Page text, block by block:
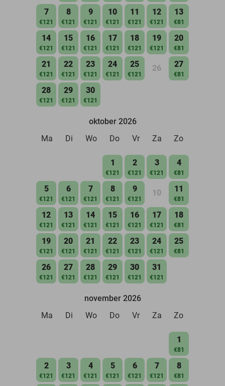
7
€121
8
€121
9
€121
10
€121
11
€121
12
€121
13
€81
14
€121
15
€121
16
€121
17
€121
18
€121
19
€121
20
€81
21
€121
22
€121
23
€121
24
€121
25
€121
26 27
€81
28
€121
29
€121
30
€121
oktober 2026
Ma
Di Wo Do Vr Za Zo
1
€121
2
€121
3
€121
4
€81
5
€121
6
€121
7
€121
8
€121
9
€121
10 11
€81
12
€121
13
€121
14
€121
15
€121
16
€121
17
€121
18
€81
19
€121
20
€121
21
€121
22
€121
23
€121
24
€121
25
€81
26
€121
27
€121
28
€121
29
€121
30
€121
31
€121
november 2026
Ma
Di Wo Do Vr Za Zo
1
€81
2
€121
3
€121
4
€121
5
€121
6
€121
7
€121
8
€81